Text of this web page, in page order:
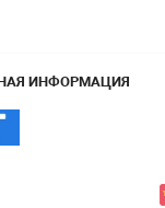
ИНФОРМАЦИЯ